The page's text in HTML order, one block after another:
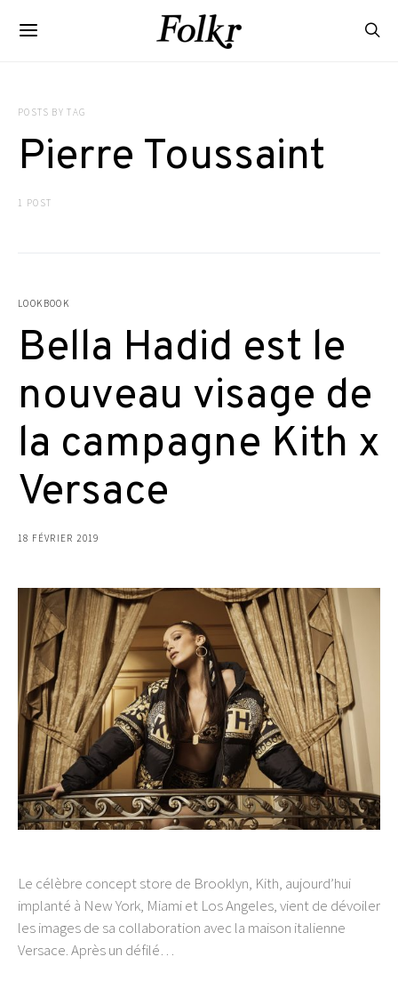
POSTS BY TAG
Pierre Toussaint
1 POST
LOOKBOOK
Bella Hadid est le
nouveau visage de
la campagne Kith x
Versace
18 FÉVRIER 2019
Le célèbre concept store de Brooklyn, Kith, aujourd’hui
implanté à New York, Miami et Los Angeles, vient de dévoiler
les images de sa collaboration avec la maison italienne
Versace. Après un défilé…